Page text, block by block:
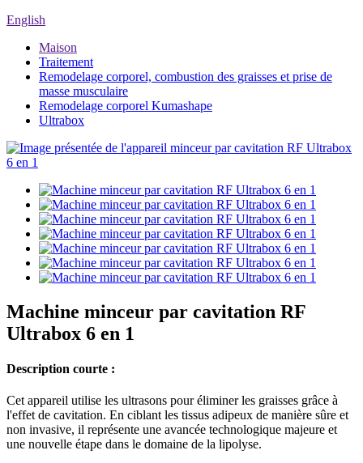
English
Maison
Traitement
Remodelage corporel, combustion des graisses et prise de
masse musculaire
Remodelage corporel Kumashape
Ultrabox
Machine minceur par cavitation RF
Ultrabox 6 en 1
Description courte :
Cet appareil utilise les ultrasons pour éliminer les graisses grâce à
l'effet de cavitation. En ciblant les tissus adipeux de manière sûre et
non invasive, il représente une avancée technologique majeure et
une nouvelle étape dans le domaine de la lipolyse.